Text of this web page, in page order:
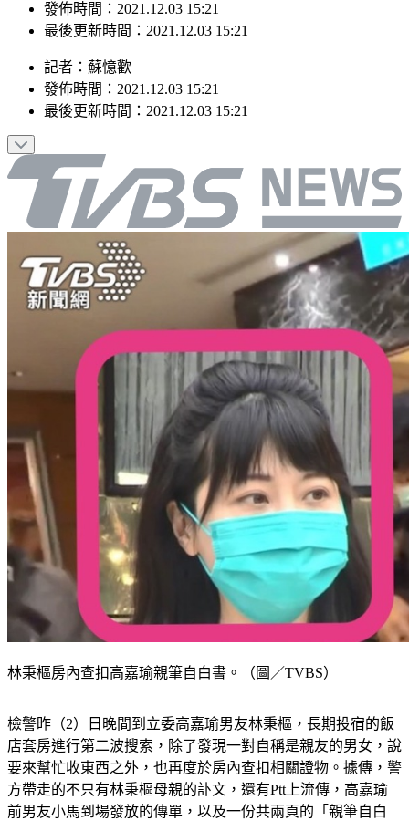
發佈時間：2021.12.03 15:21
最後更新時間：2021.12.03 15:21
記者 ： 蘇憶歡
發佈時間： 2021.12.03 15:21
最後更新時間： 2021.12.03 15:21
林秉樞房內查扣高嘉瑜親筆自白書。（圖／TVBS）
檢警昨（2）日晚間到立委高嘉瑜男友林秉樞，長期投宿的飯
店套房進行第二波搜索，除了發現一對自稱是親友的男女，說
要來幫忙收東西之外，也再度於房內查扣相關證物。據傳，警
方帶走的不只有林秉樞母親的訃文，還有Ptt上流傳，高嘉瑜
前男友小馬到場發放的傳單，以及一份共兩頁的「親筆自白